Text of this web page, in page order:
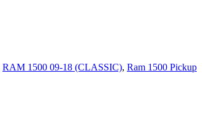
RAM 1500 09-18 (CLASSIC), Ram 1500 Pickup